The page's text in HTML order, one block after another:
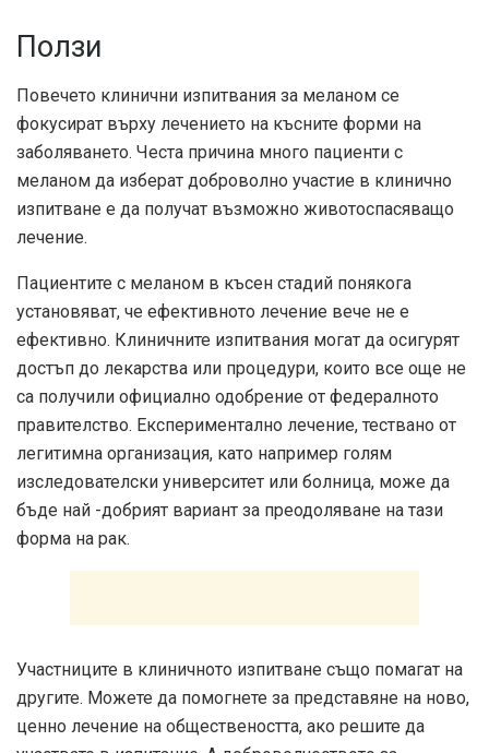
Ползи
Повечето клинични изпитвания за меланом се
фокусират върху лечението на късните форми на
заболяването. Честа причина много пациенти с
меланом да изберат доброволно участие в клинично
изпитване е да получат възможно животоспасяващо
лечение.
Пациентите с меланом в късен стадий понякога
установяват, че ефективното лечение вече не е
ефективно. Клиничните изпитвания могат да осигурят
достъп до лекарства или процедури, които все още не
са получили официално одобрение от федералното
правителство. Експериментално лечение, тествано от
легитимна организация, като например голям
изследователски университет или болница, може да
бъде най -добрият вариант за преодоляване на тази
форма на рак.
Участниците в клиничното изпитване също помагат на
другите. Можете да помогнете за представяне на ново,
ценно лечение на обществеността, ако решите да